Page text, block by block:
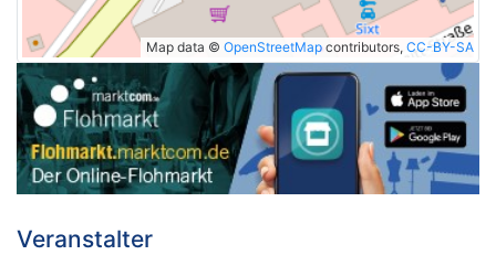
Map data © OpenStreetMap contributors, CC-BY-SA
Veranstalter